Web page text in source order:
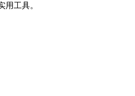
工具。